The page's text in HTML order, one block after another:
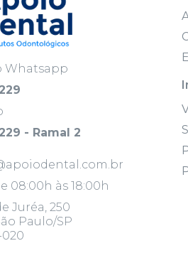
Whatsapp
- Ramal 2
08:00h às 18:00h
Juréa, 250
Paulo/SP
020